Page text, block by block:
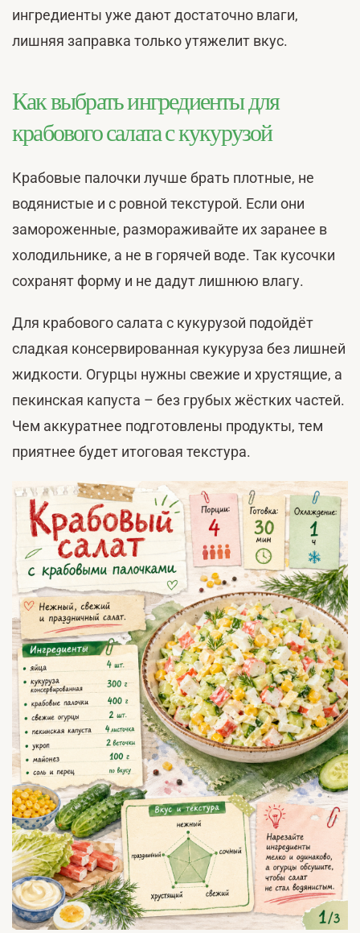
ингредиенты уже дают достаточно влаги,
лишняя заправка только утяжелит вкус.
Как выбрать ингредиенты для
крабового салата с кукурузой
Крабовые палочки лучше брать плотные, не
водянистые и с ровной текстурой. Если они
замороженные, размораживайте их заранее в
холодильнике, а не в горячей воде. Так кусочки
сохранят форму и не дадут лишнюю влагу.
Для крабового салата с кукурузой подойдёт
сладкая консервированная кукуруза без лишней
жидкости. Огурцы нужны свежие и хрустящие, а
пекинская капуста – без грубых жёстких частей.
Чем аккуратнее подготовлены продукты, тем
приятнее будет итоговая текстура.